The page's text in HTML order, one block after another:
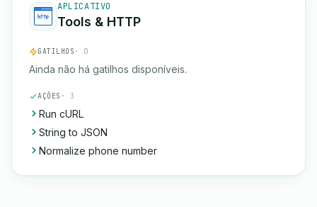
APLICATIVO
Tools & HTTP
GATILHOS · 0
Ainda não há gatilhos disponíveis.
AÇÕES · 3
Run cURL
String to JSON
Normalize phone number